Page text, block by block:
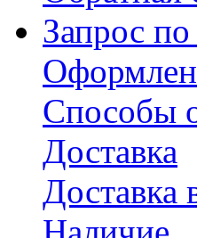
Запрос
Способы
Доставка
Доставка